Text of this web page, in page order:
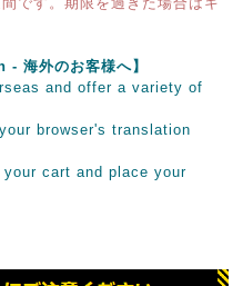
海外のお客様へ】
and offer a variety of
browser's translation
cart and place your